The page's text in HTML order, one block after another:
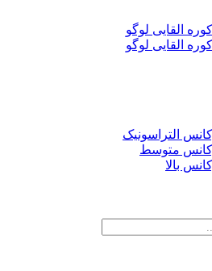
التراسونیک
متوسط
بالا